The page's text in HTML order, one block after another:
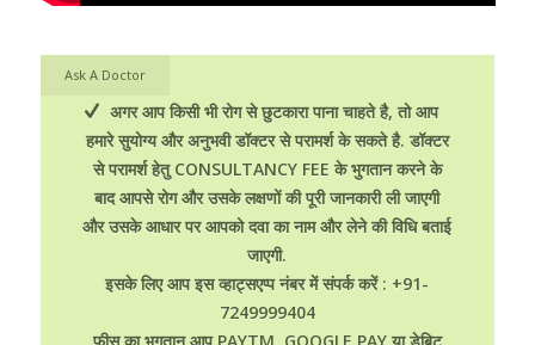
Ask A Doctor
अगर आप किसी भी रोग से छुटकारा पाना चाहते है, तो आप
हमारे सुयोग्य और अनुभवी डॉक्टर से परामर्श के सकते है. डॉक्टर
से परामर्श हेतु CONSULTANCY FEE के भुगतान करने के
बाद आपसे रोग और उसके लक्षणों की पूरी जानकारी ली जाएगी
और उसके आधार पर आपको दवा का नाम और लेने की विधि बताई
जाएगी.
इसके लिए आप इस व्हाट्सएप्प नंबर में संपर्क करें : +91-
7249999404
फीस का भुगतान आप PAYTM, GOOGLE PAY या डेबिट